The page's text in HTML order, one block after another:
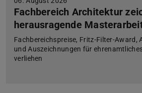
Fachbereich Architektur
herausragende
Fachbereichspreise, Fritz-Filter-Award,
und Auszeichnungen für
verliehen